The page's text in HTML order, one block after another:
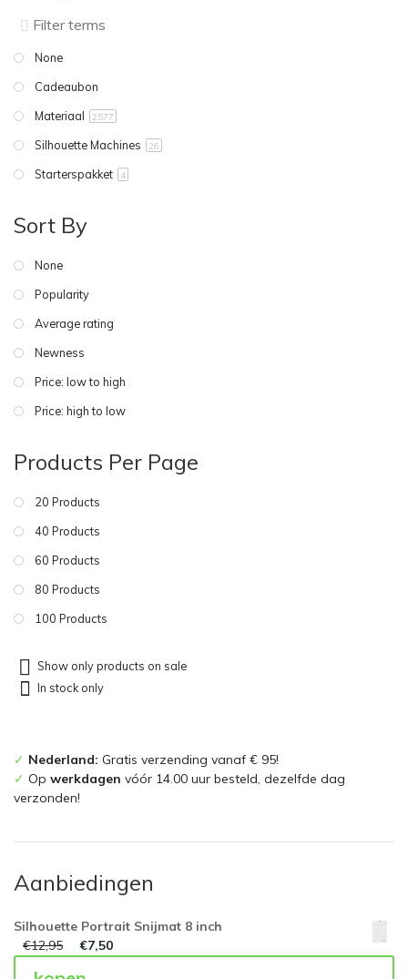
None
Cadeaubon
Materiaal
2577
Silhouette Machines 26
Starterspakket 4
Sort By
None
Popularity
Average rating
Newness
Price: low to high
Price: high to low
Products Per Page
20 Products
40 Products
60 Products
80 Products
100 Products
Show only products on sale
In stock only
✓ Nederland: Gratis verzending vanaf € 95!
✓ Op werkdagen vóór 14.00 uur besteld, dezelfde dag
verzonden!
Aanbiedingen
Silhouette Portrait Snijmat 8 inch
€12,95 €7,50